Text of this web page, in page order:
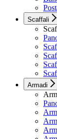
Scaffali
Armadi